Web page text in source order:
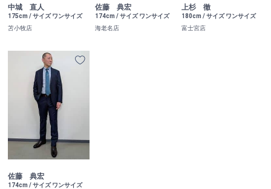
中城 直人
175cm / サイズ ワンサイズ
苫小牧店
佐藤 典宏
174cm / サイズ ワンサイズ
海老名店
上杉 徹
180cm / サイズ ワンサイズ
富士宮店
佐藤 典宏
174cm / サイズ ワンサイズ